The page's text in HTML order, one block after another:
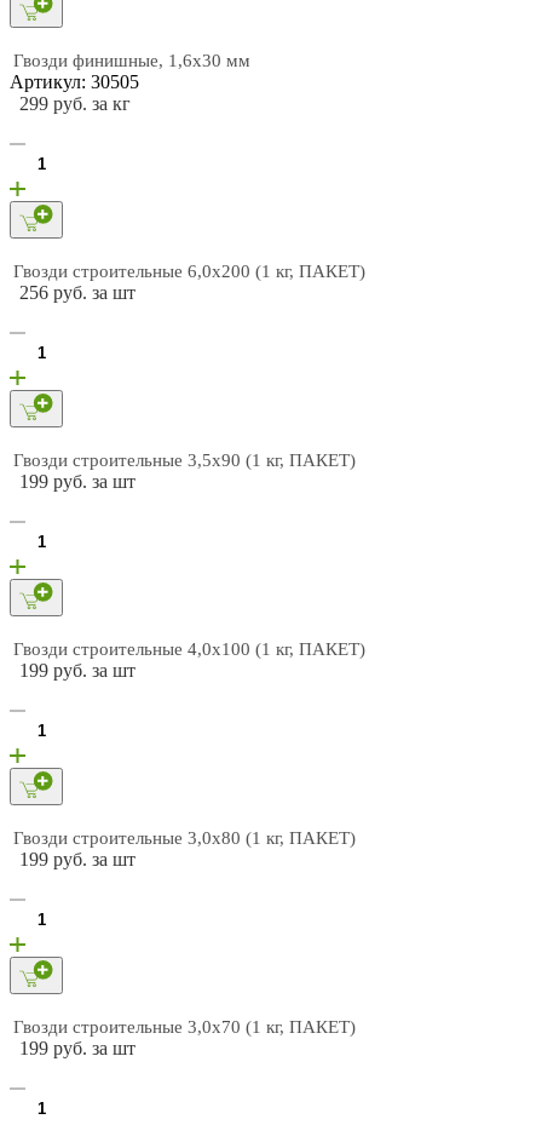
Гвозди финишные, 1,6х30 мм
Артикул: 30505
299 руб. за кг
Гвозди строительные 6,0х200 (1 кг, ПАКЕТ)
256 руб. за шт
Гвозди строительные 3,5х90 (1 кг, ПАКЕТ)
199 руб. за шт
Гвозди строительные 4,0х100 (1 кг, ПАКЕТ)
199 руб. за шт
Гвозди строительные 3,0х80 (1 кг, ПАКЕТ)
199 руб. за шт
Гвозди строительные 3,0х70 (1 кг, ПАКЕТ)
199 руб. за шт